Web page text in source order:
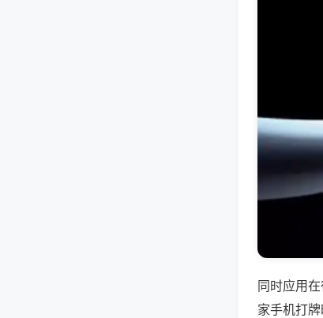
同时应用
家手机打